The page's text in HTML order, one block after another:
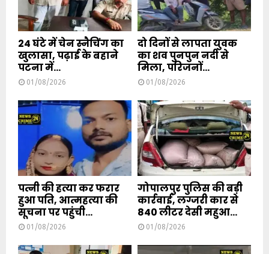
24 घंटे में चेन स्नैचिंग का
खुलासा, पढ़ाई के बहाने
पटना में...
01/08/2026
दो दिनों से लापता युवक
का शव पुनपुन नदी से
मिला, परिजनों...
01/08/2026
पत्नी की हत्या कर फरार
हुआ पति, आत्महत्या की
सूचना पर पहुंची...
01/08/2026
गोपालपुर पुलिस की बड़ी
कार्रवाई, लग्जरी कार से
840 लीटर देसी महुआ...
01/08/2026